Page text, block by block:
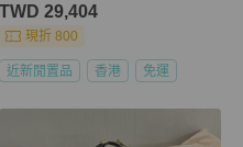
TWD 29,404
現折 800
近新閒置品 香港 免運